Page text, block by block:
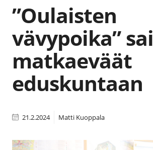
”Oulaisten
vävypoika” sai
matkaeväät
eduskuntaan
21.2.2024 Matti Kuoppala